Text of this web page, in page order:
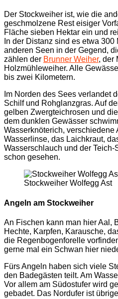
Der Stockweiher ist, wie die
geschmolzene Rest eisiger
Fläche sieben Hektar ein und
In der Distanz sind es etwa
anderen Seen in der Gegend,
zählen der Brunner Weiher, der
Holzmühleweiher. Alle
bis zwei Kilometern.
Im Norden des Sees verlandet
Schilf und Rohglanzgras. Auf
gelben Zwergteichrosen und
dem dunklen Gewässer
Wasserknöterich, verschiedene
Wasserlinse, das Laichkraut,
Wasserschlauch und der
schon gesehen.
Stockweiher Wolfegg Ast
Angeln am Stockweiher
An Fischen kann man hier Aal,
Hechte, Karpfen, Karausche,
die Regenbogenforelle
gerne mal ein Schwan hier
Fürs Angeln haben sich viele
den Badegästen teilt. Am
Vor allem am Südostufer wird
gebadet. Das Nordufer ist